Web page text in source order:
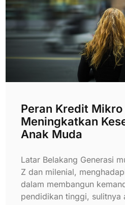
Peran Kredit
Meningkatkan
Anak Muda
Latar Belakang Generasi
Z dan milenial,
dalam membangun
pendidikan tinggi, sulitnya